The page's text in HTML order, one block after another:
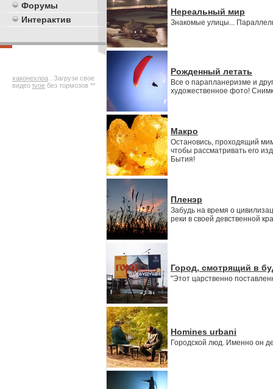
Форумы
Интерактив
хаконехлоа . Загрузи свое
видео tvoe без тормозов **
Нереальный мир
Знакомые улицы...
Рожденный летать
Все о парапланеризме и
художественное фото!
Макро
Остановись, проходящий
чтобы рассматривать его
Бытия!
Пленэр
Забудь на время о
реки в своей девственной
Город, смотрящий в
"Этот царственно
Homines urbani
Городской люд. Именно он